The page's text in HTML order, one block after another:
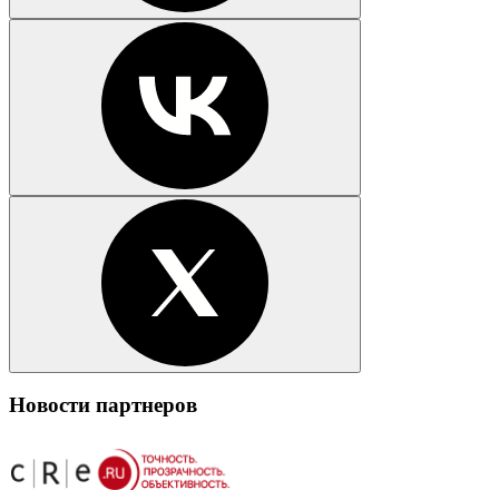
Новости партнеров